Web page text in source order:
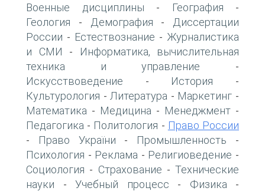
Военные дисциплины - География -
Геология - Демография -
Диссертации
России - Естествознание - Журналистика
и СМИ -
Информатика, вычислительная
техника и управление -
Искусствоведение - История -
Культурология - Литература - Маркетинг -
Математика - Медицина - Менеджмент -
Педагогика - Политология - Право России
- Право України - Промышленность -
Психология - Реклама - Религиоведение -
Социология - Страхование - Технические
науки - Учебный процесс - Физика -